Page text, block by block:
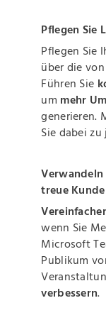
Pflegen Sie
Pflegen Sie
über die
Führen Sie
um mehr
generieren.
Sie dabei
Verwandeln
treue
wenn Sie
Microsoft
Publikum
verbessern.